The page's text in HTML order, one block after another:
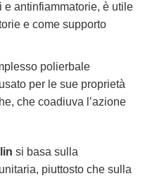
e antinfiammatorie, è utile
e come supporto
polierbale
per le sue proprietà
che coadiuva l’azione
si basa sulla
piuttosto che sulla